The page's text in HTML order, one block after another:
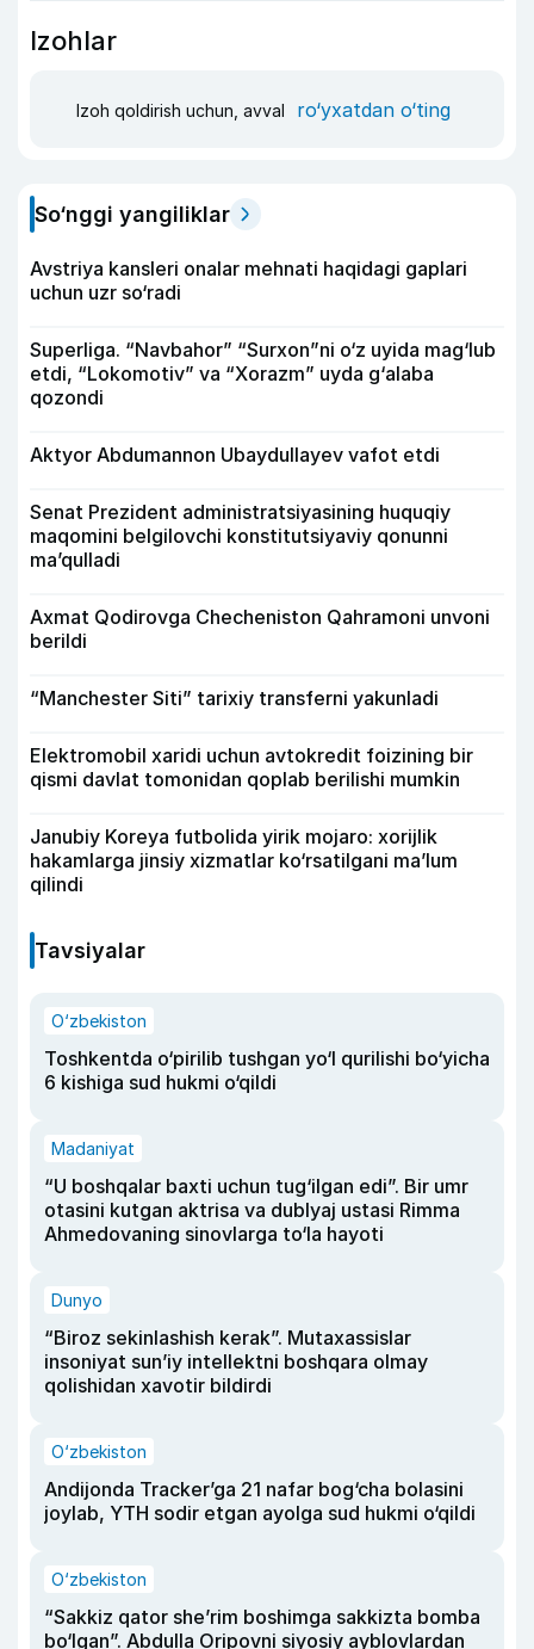
Izohlar
Izoh qoldirish uchun, avval ro‘yxatdan o‘ting
So‘nggi yangiliklar
Avstriya kansleri onalar mehnati haqidagi gaplari
uchun uzr so‘radi
Superliga. “Navbahor” “Surxon”ni o‘z uyida mag‘lub
etdi, “Lokomotiv” va “Xorazm” uyda g‘alaba
qozondi
Aktyor Abdu­mannon Ubaydullayev vafot etdi
Senat Prezident administratsiyasining huquqiy
maqomini belgilovchi konstitutsiyaviy qonunni
ma’qulladi
Axmat Qodirovga Checheniston Qahramoni unvoni
berildi
“Manchester Siti” tarixiy transferni yakunladi
Elektromobil xaridi uchun avtokredit foizining bir
qismi davlat tomonidan qoplab berilishi mumkin
Janubiy Koreya futbolida yirik mojaro: xorijlik
hakamlarga jinsiy xizmatlar ko‘rsatilgani ma’lum
qilindi
Tavsiyalar
O‘zbekiston
Toshkentda o‘pirilib tushgan yo‘l qurilishi bo‘yicha
6 kishiga sud hukmi o‘qildi
Madaniyat
“U boshqalar baxti uchun tug‘ilgan edi”. Bir umr
otasini kutgan aktrisa va dublyaj ustasi Rimma
Ahmedovaning sinovlarga to‘la hayoti
Dunyo
“Biroz sekinlashish kerak”. Mutaxassislar
insoniyat sun’iy intellektni boshqara olmay
qolishidan xavotir bildirdi
O‘zbekiston
Andijonda Tracker’ga 21 nafar bog‘cha bolasini
joylab, YTH sodir etgan ayolga sud hukmi o‘qildi
O‘zbekiston
“Sakkiz qator she’rim boshimga sakkizta bomba
bo‘lgan”. Abdulla Oripovni siyosiy ayblovlardan